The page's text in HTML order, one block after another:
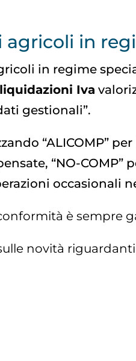
in
in regime
Iva
gestionali”.
“ALICOMP”
“NO-
occasionali
è sempre
novità